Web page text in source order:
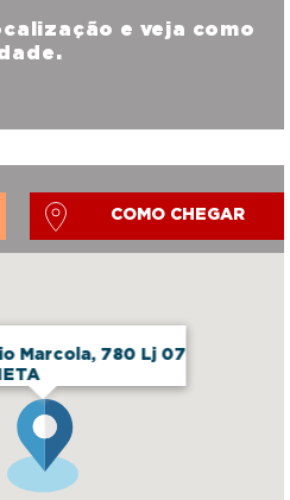
Marcola, 780 Lj 07
e veja como
COMO CHEGAR